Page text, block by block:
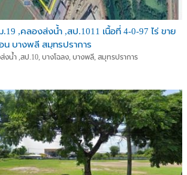
,คลองส่งน้ำ ,สป.1011 เนื้อที่ 4-0-97 ไร่ ขาย
น บางพลี สมุทรปราการ
น้ำ ,สป.10, บางโฉลง, บางพลี, สมุทรปราการ